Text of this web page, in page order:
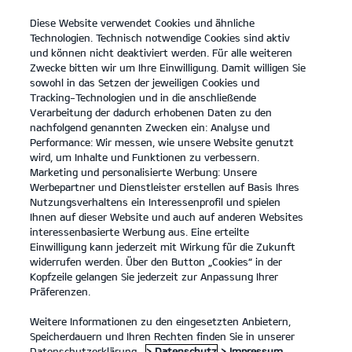
open
menu
KONTAKT
KONFIGURATOR
KONFIGURATOR
Gesamtpreis (UVP)**:63.690 €
Ausstattung
VORNE HINTEN
Diese Website verwendet Cookies und ähnliche
Technologien. Technisch notwendige Cookies sind aktiv
und können nicht deaktiviert werden. Für alle weiteren
Zwecke bitten wir um Ihre Einwilligung. Damit willigen Sie
sowohl in das Setzen der jeweiligen Cookies und
Tracking-Technologien und in die anschließende
Verarbeitung der dadurch erhobenen Daten zu den
nachfolgend genannten Zwecken ein: Analyse und
Performance: Wir messen, wie unsere Website genutzt
wird, um Inhalte und Funktionen zu verbessern.
Marketing und personalisierte Werbung: Unsere
Werbepartner und Dienstleister erstellen auf Basis Ihres
Nutzungsverhaltens ein Interessenprofil und spielen
Ihnen auf dieser Website und auch auf anderen Websites
interessenbasierte Werbung aus. Eine erteilte
Einwilligung kann jederzeit mit Wirkung für die Zukunft
widerrufen werden. Über den Button „Cookies“ in der
Kopfzeile gelangen Sie jederzeit zur Anpassung Ihrer
Präferenzen.
Weitere Informationen zu den eingesetzten Anbietern,
Speicherdauern und Ihren Rechten finden Sie in unserer